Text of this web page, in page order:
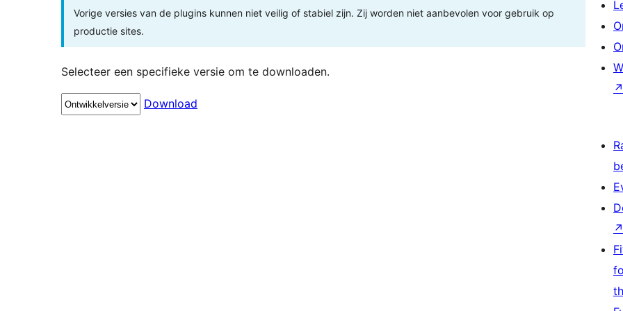
Vorige versies van de plugins kunnen niet veilig of stabiel zijn. Zij worden niet aanbevolen voor gebruik op
productie sites.
Selecteer een specifieke versie om te downloaden.
Download
↗
↗